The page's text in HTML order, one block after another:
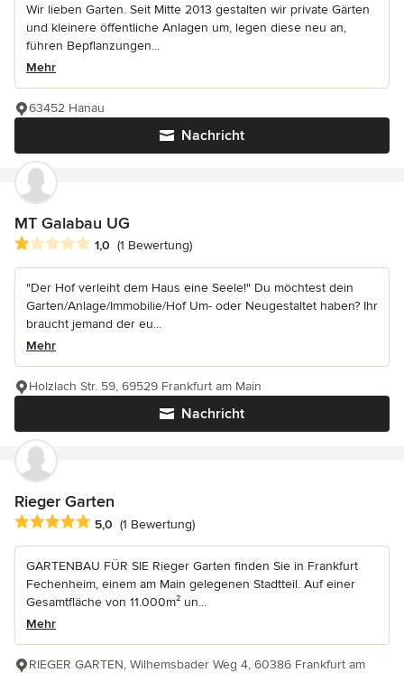
Wir lieben Garten. Seit Mitte 2013 gestalten wir private Gärten
und kleinere öffentliche Anlagen um, legen diese neu an,
führen Bepflanzungen...
Mehr
Nachricht
63452 Hanau
MT Galabau UG
Durchschnittliche Bewertung: 1 von 5 Sternen
1,0 (1 Bewertung)
"Der Hof verleiht dem Haus eine Seele!" Du möchtest dein
Garten/Anlage/Immobilie/Hof Um- oder Neugestaltet haben? Ihr
braucht jemand der eu...
Mehr
Nachricht
Holzlach Str. 59, 69529 Frankfurt am Main
Rieger Garten
Durchschnittliche Bewertung: 5 von 5 Sternen
5,0 (1 Bewertung)
GARTENBAU FÜR SIE Rieger Garten finden Sie in Frankfurt
Fechenheim, einem am Main gelegenen Stadtteil. Auf einer
Gesamtfläche von 11.000m² un...
Mehr
RIEGER GARTEN, Wilhemsbader Weg 4, 60386 Frankfurt am